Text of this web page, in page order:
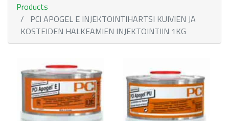
Products
PCI APOGEL E INJEKTOINTIHARTSI KUIVIEN JA
KOSTEIDEN HALKEAMIEN INJEKTOINTIIN 1KG